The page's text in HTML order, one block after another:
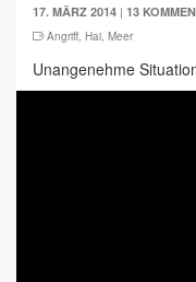
17. MÄRZ 2014 | 13
Angriff, Hai, Meer
Unangenehme